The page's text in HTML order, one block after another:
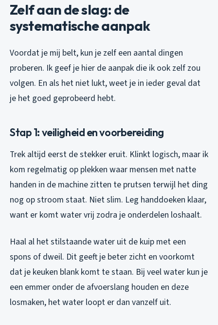
Zelf aan de slag: de
systematische aanpak
Voordat je mij belt, kun je zelf een aantal dingen
proberen. Ik geef je hier de aanpak die ik ook zelf zou
volgen. En als het niet lukt, weet je in ieder geval dat
je het goed geprobeerd hebt.
Stap 1: veiligheid en voorbereiding
Trek altijd eerst de stekker eruit. Klinkt logisch, maar ik
kom regelmatig op plekken waar mensen met natte
handen in de machine zitten te prutsen terwijl het ding
nog op stroom staat. Niet slim. Leg handdoeken klaar,
want er komt water vrij zodra je onderdelen loshaalt.
Haal al het stilstaande water uit de kuip met een
spons of dweil. Dit geeft je beter zicht en voorkomt
dat je keuken blank komt te staan. Bij veel water kun je
een emmer onder de afvoerslang houden en deze
losmaken, het water loopt er dan vanzelf uit.